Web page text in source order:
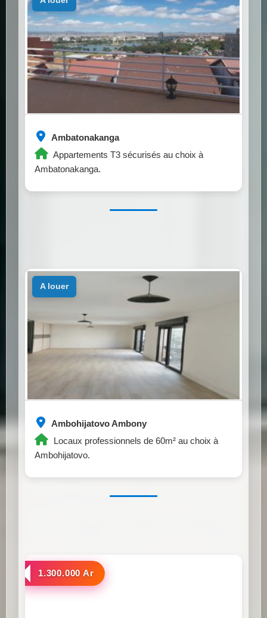
Ambatonakanga
Appartements T3 sécurisés au choix à
Ambatonakanga.
Ambohijatovo Ambony
Locaux professionnels de 60m² au choix à
Ambohijatovo.
a louer
a louer
1.300.000 Ar